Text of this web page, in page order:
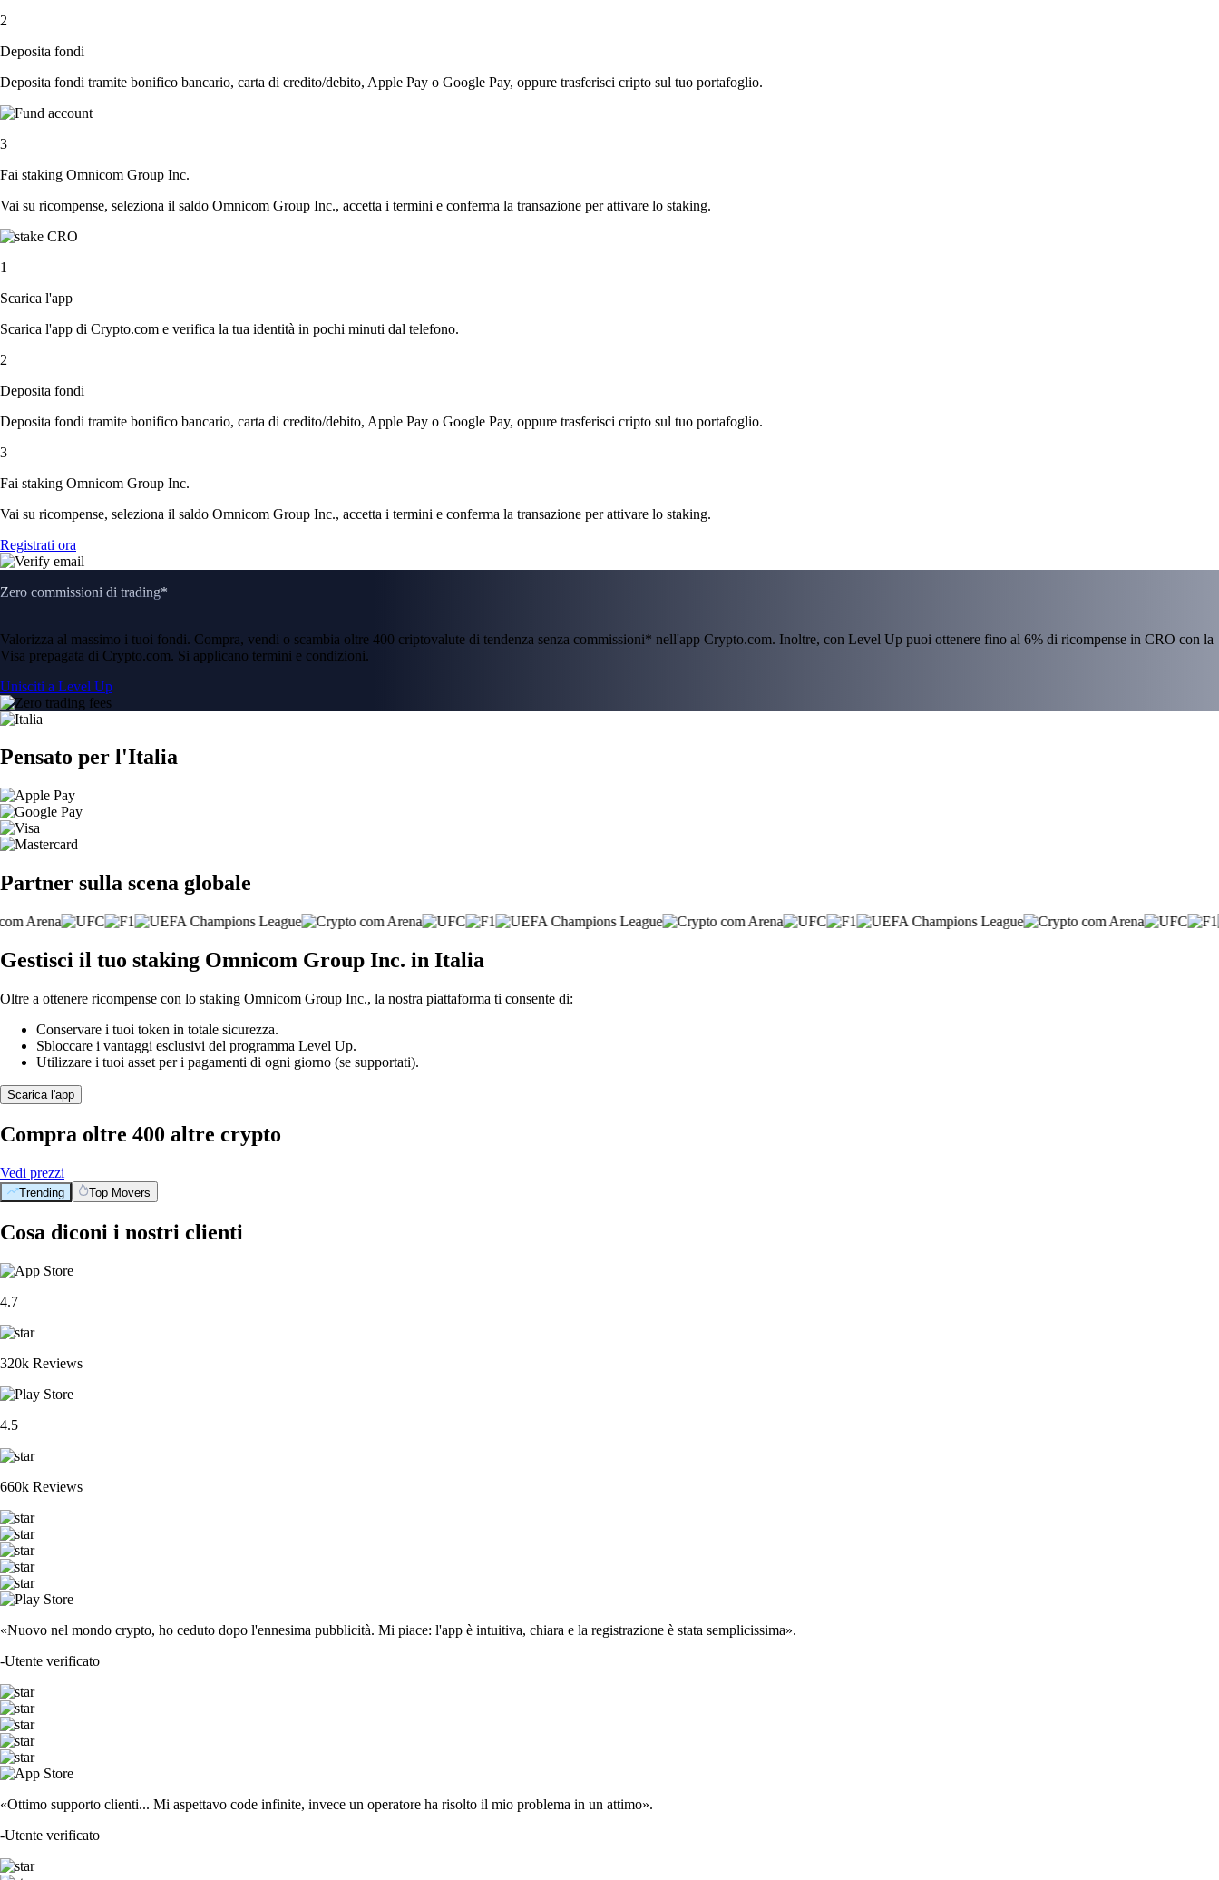
2
Deposita fondi
Deposita fondi tramite bonifico bancario, carta di credito/debito, Apple Pay o Google Pay, oppure trasferisci cripto sul tuo portafoglio.
3
Fai staking Omnicom Group Inc.
Vai su ricompense, seleziona il saldo Omnicom Group Inc., accetta i termini e conferma la transazione per attivare lo staking.
1
Scarica l'app
Scarica l'app di Crypto.com e verifica la tua identità in pochi minuti dal telefono.
2
Deposita fondi
Deposita fondi tramite bonifico bancario, carta di credito/debito, Apple Pay o Google Pay, oppure trasferisci cripto sul tuo portafoglio.
3
Fai staking Omnicom Group Inc.
Vai su ricompense, seleziona il saldo Omnicom Group Inc., accetta i termini e conferma la transazione per attivare lo staking.
Registrati ora
Zero commissioni di trading*
Valorizza al massimo i tuoi fondi. Compra, vendi o scambia oltre 400 criptovalute di tendenza senza commissioni* nell'app Crypto.com. Inoltre, con Level Up puoi ottenere fino al 6% di ricompense in CRO con la
Visa prepagata di Crypto.com. Si applicano termini e condizioni.
Unisciti a Level Up
Pensato per l'Italia
Partner sulla scena globale
Gestisci il tuo staking Omnicom Group Inc. in Italia
Oltre a ottenere ricompense con lo staking Omnicom Group Inc., la nostra piattaforma ti consente di:
Conservare i tuoi token in totale sicurezza.
Sbloccare i vantaggi esclusivi del programma Level Up.
Utilizzare i tuoi asset per i pagamenti di ogni giorno (se supportati).
Scarica l'app
Compra oltre 400 altre crypto
Vedi prezzi
Trending Top Movers
BTC 56,118.49
ETH$
$
ADA$
SOL$63.84
DOGE